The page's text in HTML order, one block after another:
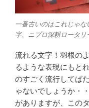
一番古いのはこれじゃ
字、ニプロ深耕ロータ
流れる文字！羽根の
るような表現にもと
のすごく流行してぱ
ゃないでしょうか・
がありますが、この